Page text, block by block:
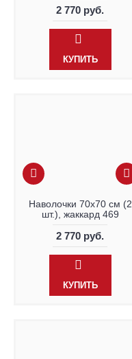
2 770 руб.
КУПИТЬ
Наволочки 70х70 см (2
шт.), жаккард 469
2 770 руб.
КУПИТЬ